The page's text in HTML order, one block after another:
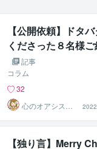
【公開依頼】ドタ
くださった８名様
記事
コラム
32
心のオアシスま
どかの部屋
【独り言】Merry